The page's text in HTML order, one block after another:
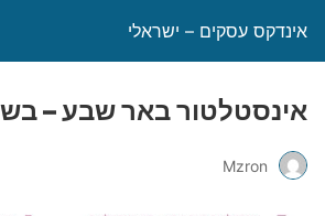
אינדקס עסקים – ישראלי
אינסטלטור באר שבע –
Mzron